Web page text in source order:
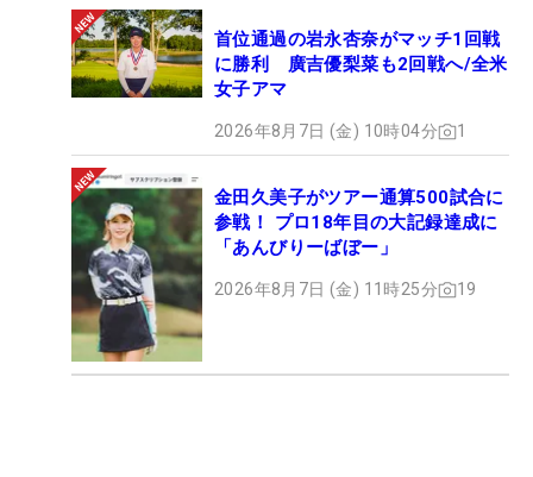
首位通過の岩永杏奈がマッチ1回戦
に勝利 廣吉優梨菜も2回戦へ/全米
女子アマ
2026年8月7日 (金) 10時04分 1
金田久美子がツアー通算500試合に
参戦！ プロ18年目の大記録達成に
「あんびりーばぼー」
2026年8月7日 (金) 11時25分 19